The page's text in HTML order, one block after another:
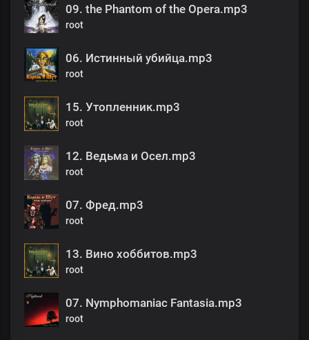
09. the Phantom of the Opera.mp3
root
06. Истинный убийца.mp3
root
15. Утопленник.mp3
root
12. Ведьма и Осел.mp3
root
07. Фред.mp3
root
13. Вино хоббитов.mp3
root
07. Nymphomaniac Fantasia.mp3
root